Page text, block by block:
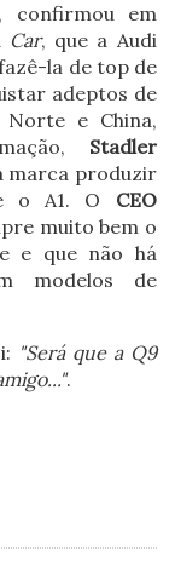
, confirmou em
Car, que a Audi
la de top de
adeptos de
e China,
Stadler
marca produzir
o A1. O CEO
muito bem o
e que não há
modelos de
"Será que a Q9
.